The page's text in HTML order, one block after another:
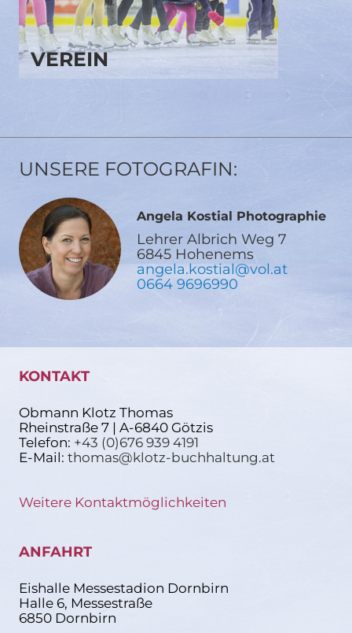
VEREIN
UNSERE FOTOGRAFIN:
Angela Kostial Photographie
Lehrer Albrich Weg 7
6845 Hohenems
angela.kostial@vol.at
0664 9696990
KONTAKT
Obmann Klotz Thomas
Rheinstraße 7 | A-6840 Götzis
Telefon: +43 (0)676 939 4191
E-Mail: thomas@klotz-buchhaltung.at
Weitere Kontaktmöglichkeiten
ANFAHRT
Eishalle Messestadion Dornbirn
Halle 6, Messestraße
6850 Dornbirn